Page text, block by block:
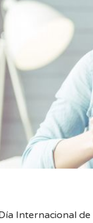
Internacional